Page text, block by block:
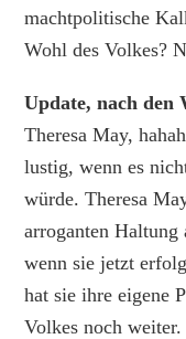
machtpolitische
Wohl des Volkes?
Update, nach den
Theresa May,
lustig, wenn es
würde. Theresa
arroganten Haltung
wenn sie jetzt
hat sie ihre eigene
Volkes noch weiter.